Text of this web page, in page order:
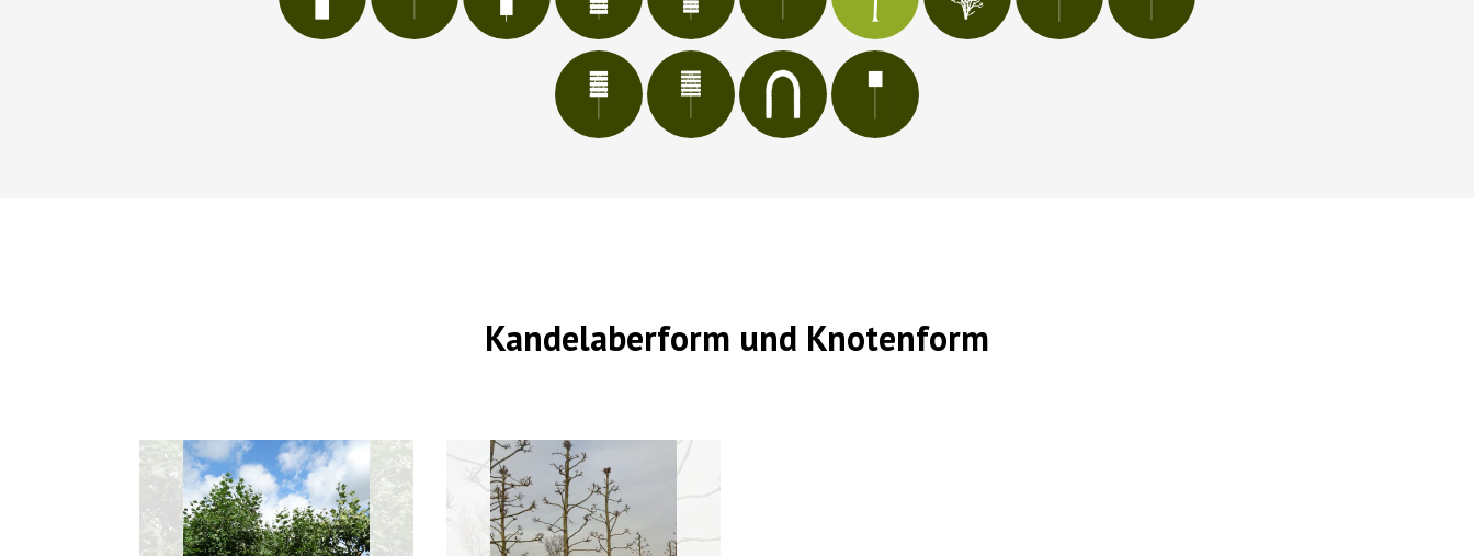
Kandelaberform und Knotenform